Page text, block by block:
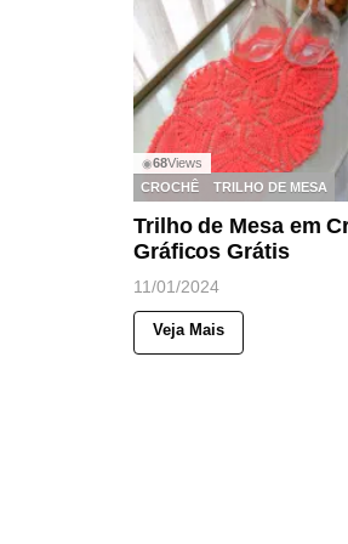
◉68Views
CROCHÊ
TRILHO DE MESA
Trilho de Mesa em
Gráficos Grátis
11/01/2024
Veja Mais